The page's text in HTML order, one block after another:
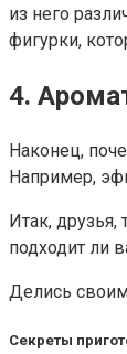
из него
фигурки,
4.
Наконец,
Например,
Итак,
подходит ли
Делись
Секреты